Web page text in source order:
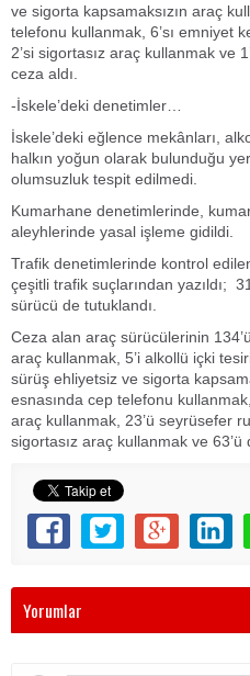
ve sigorta kapsamaksızın araç
telefonu kullanmak, 6’sı emniyet
2’si sigortasız araç kullanmak ve
ceza aldı.
-İskele’deki denetimler…
İskele’deki eğlence mekânları,
halkın yoğun olarak bulunduğu
olumsuzluk tespit edilmedi.
Kumarhane denetimlerinde,
aleyhlerinde yasal işleme gidildi.
Trafik denetimlerinde kontrol
çeşitli trafik suçlarından yazıldı;
sürücü de tutuklandı.
Ceza alan araç sürücülerinin
araç kullanmak, 5’i alkollü içki
sürüş ehliyetsiz ve sigorta
esnasında cep telefonu
araç kullanmak, 23’ü seyrüsefer
sigortasız araç kullanmak ve 63’ü
Yorumlar